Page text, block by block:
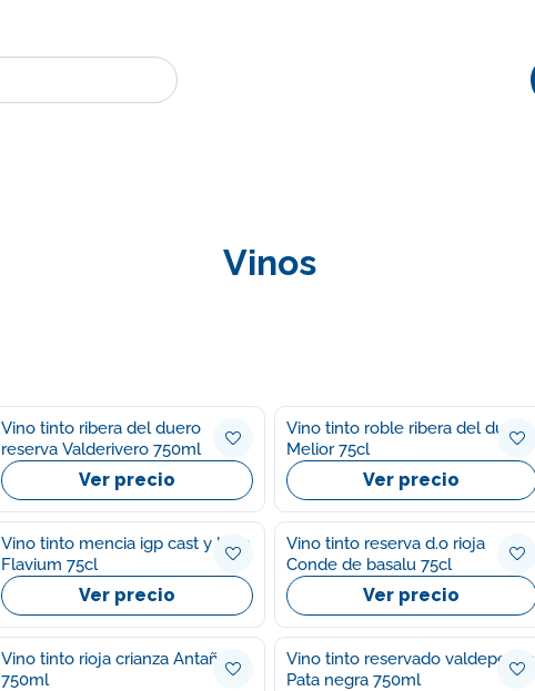
Vinos
Vino tinto ribera del duero
reserva Valderivero 750ml
Ver precio
Vino tinto roble ribera del duero
Melior 75cl
Ver precio
Vino tinto mencia igp cast y leon
Flavium 75cl
Ver precio
Vino tinto reserva d.o rioja
Conde de basalu 75cl
Ver precio
Vino tinto rioja crianza Antaño
750ml
Vino tinto reservado valdepeñas
Pata negra 750ml